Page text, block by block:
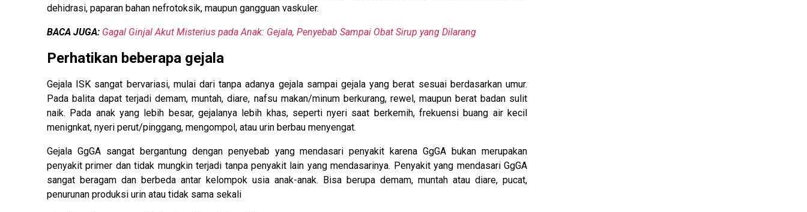
dehidrasi, paparan bahan nefrotoksik, maupun gangguan vaskuler.
BACA JUGA: Gagal Ginjal Akut Misterius pada Anak: Gejala, Penyebab Sampai Obat Sirup yang Dilarang
Perhatikan beberapa gejala
Gejala ISK sangat bervariasi, mulai dari tanpa adanya gejala sampai gejala yang berat sesuai berdasarkan umur.
Pada balita dapat terjadi demam, muntah, diare, nafsu makan/minum berkurang, rewel, maupun berat badan sulit
naik. Pada anak yang lebih besar, gejalanya lebih khas, seperti nyeri saat berkemih, frekuensi buang air kecil
menignkat, nyeri perut/pinggang, mengompol, atau urin berbau menyengat.
Gejala GgGA sangat bergantung dengan penyebab yang mendasari penyakit karena GgGA bukan merupakan
penyakit primer dan tidak mungkin terjadi tanpa penyakit lain yang mendasarinya. Penyakit yang mendasari GgGA
sangat beragam dan berbeda antar kelompok usia anak-anak. Bisa berupa demam, muntah atau diare, pucat,
penurunan produksi urin atau tidak sama sekali